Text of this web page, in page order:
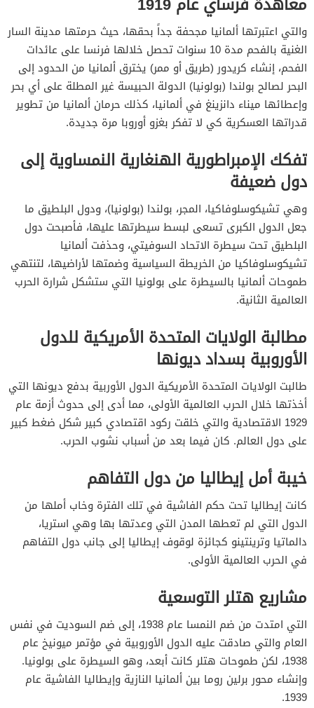
والتي اعتبرتها ألمانيا مجحفة جداً بحقها، حيث حرمتها مدينة السار
الغنية بالفحم مدة 10 سنوات تحصل خلالها فرنسا على عائدات
الفحم، إنشاء كريدور (طريق أو ممر) يخترق ألمانيا من الحدود إلى
البحر لصالح بولندا (بولونيا) الدولة الحبيسة غير المطلة على أي بحر
وإعطائها ميناء دانزينغ في ألمانيا، كذلك حرمان ألمانيا من تطوير
قدراتها العسكرية كي لا تفكر بغزو أوروبا مرة جديدة.
تفكك الإمبراطورية الهنغارية النمساوية إلى
دول ضعيفة
وهي تشيكوسلوفاكيا، المجر، بولندا (بولونيا)، ودول البلطيق ما
جعل الدول الكبرى تسعى لبسط سيطرتها عليها، فأصبحت دول
البلطيق تحت سيطرة الاتحاد السوفيتي، وحذفت ألمانيا
تشيكوسلوفاكيا من الخريطة السياسية وضمتها لأراضيها، لتنتهي
طموحات ألمانيا بالسيطرة على بولونيا التي ستشكل شرارة الحرب
العالمية الثانية.
مطالبة الولايات المتحدة الأمريكية للدول
الأوروبية بسداد ديونها
طالبت الولايات المتحدة الأمريكية الدول الأوربية بدفع ديونها التي
أخذتها خلال الحرب العالمية الأولى، مما أدى إلى حدوث أزمة عام
1929 الاقتصادية والتي خلقت ركود اقتصادي كبير شكل ضغط كبير
على دول العالم. كان فيما بعد من أسباب نشوب الحرب.
خيبة أمل إيطاليا من دول التفاهم
كانت إيطاليا تحت حكم الفاشية في تلك الفترة وخاب أملها من
الدول التي لم تعطها المدن التي وعدتها بها وهي استريا،
دالماتيا وترينتينو كجائزة لوقوف إيطاليا إلى جانب دول التفاهم
في الحرب العالمية الأولى.
مشاريع هتلر التوسعية
التي امتدت من ضم النمسا عام 1938، إلى ضم السوديت في نفس
العام والتي صادقت عليه الدول الأوروبية في مؤتمر ميونيخ عام
1938، لكن طموحات هتلر كانت أبعد، وهو السيطرة على بولونيا.
وإنشاء محور برلين روما بين ألمانيا النازية وإيطاليا الفاشية عام
1939.